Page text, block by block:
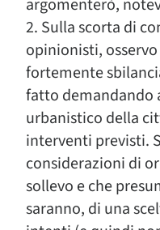
argomenterò,
2. Sulla scorta di
opinionisti,
fortemente
fatto demandando
urbanistico della
interventi previsti.
considerazioni di
sollevo e che
saranno, di una